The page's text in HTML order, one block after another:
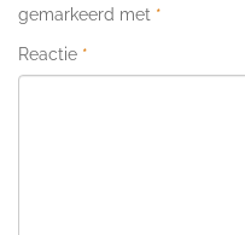
gemarkeerd met *
Reactie *